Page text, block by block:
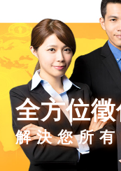
全方位
解決您所有